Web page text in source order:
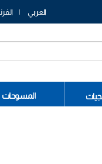
العربي
المسوحات